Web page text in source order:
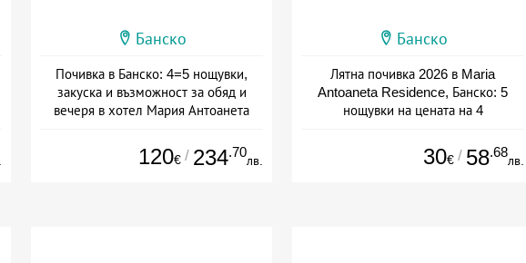
Банско
Почивка в Банско: 4=5 нощувки,
закуска и възможност за обяд и
вечеря в хотел Мария Антоанета
120€ / 234.70
лв.
Банско
Лятна почивка 2026 в Maria
Antoaneta Residence, Банско: 5
нощувки на цената на 4
30€ / 58.68
лв.